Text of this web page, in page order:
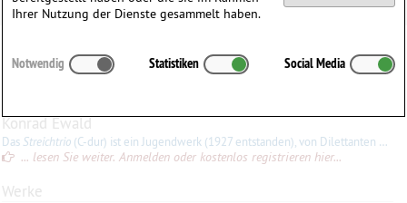
Walther Aeschbacher
Aeschbacher
∗ 02.10.1901 inBern, Schweiz
Konrad Ewald
Das Streichtrio (C-dur) ist ein Jugendwerk (1927 entstanden), von Dilettanten durchaus zu bewältigen. Umgeben von straffen Teilen, findet sich ein feiner, siciliano-artiger Satz (Zierlich,
... lesen Sie weiter. Anmelden oder kostenlos registrieren hier...
Werke
Ihrer Nutzung der Dienste gesammelt haben.
Notwendig Statistiken Social Media